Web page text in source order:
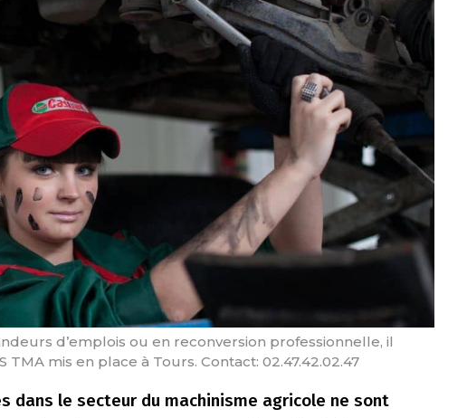
d’emplois ou en reconversion professionnelle, il
mis en place à Tours. Contact: 02.47.42.02.47
dans le secteur du machinisme agricole ne sont